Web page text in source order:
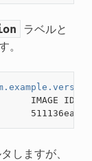
ラベルと
。
IMAGE
しますが、